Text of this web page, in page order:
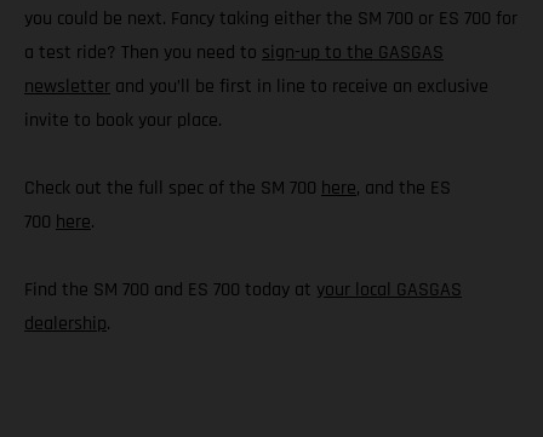
you could be next. Fancy taking either the SM 700 or ES 700 for
a test ride? Then you need to sign-up to the GASGAS
newsletter and you’ll be first in line to receive an exclusive
invite to book your place.
Check out the full spec of the SM 700 here, and the ES
700 here.
Find the SM 700 and ES 700 today at your local GASGAS
dealership.